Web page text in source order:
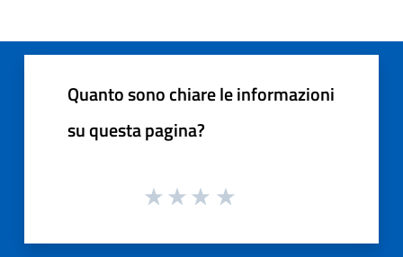
Quanto sono chiare le informazioni
su questa pagina?